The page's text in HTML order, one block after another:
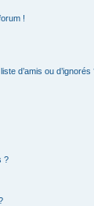
!
d’amis ou d’ignorés
?